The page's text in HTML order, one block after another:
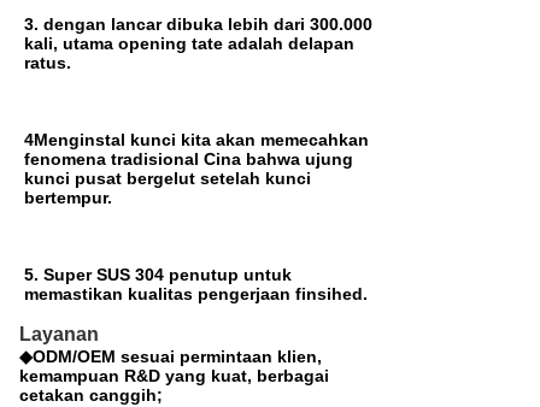
3. dengan lancar dibuka lebih dari 300.000
kali, utama opening tate adalah delapan
ratus.
4Menginstal kunci kita akan memecahkan
fenomena tradisional Cina bahwa ujung
kunci pusat bergelut setelah kunci
bertempur.
5. Super SUS 304 penutup untuk
memastikan kualitas pengerjaan finsihed.
Layanan
◆ODM/OEM sesuai permintaan klien,
kemampuan R&D yang kuat, berbagai
cetakan canggih;